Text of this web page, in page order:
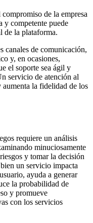
de la empresa
y competente puede
de la plataforma.
canales de comunicación,
y, en ocasiones,
el soporte sea ágil y
servicio de atención al
la fidelidad de los
requiere un análisis
minuciosamente
y tomar la decisión
un servicio impacta
ayuda a generar
la probabilidad de
y promueve
con los servicios